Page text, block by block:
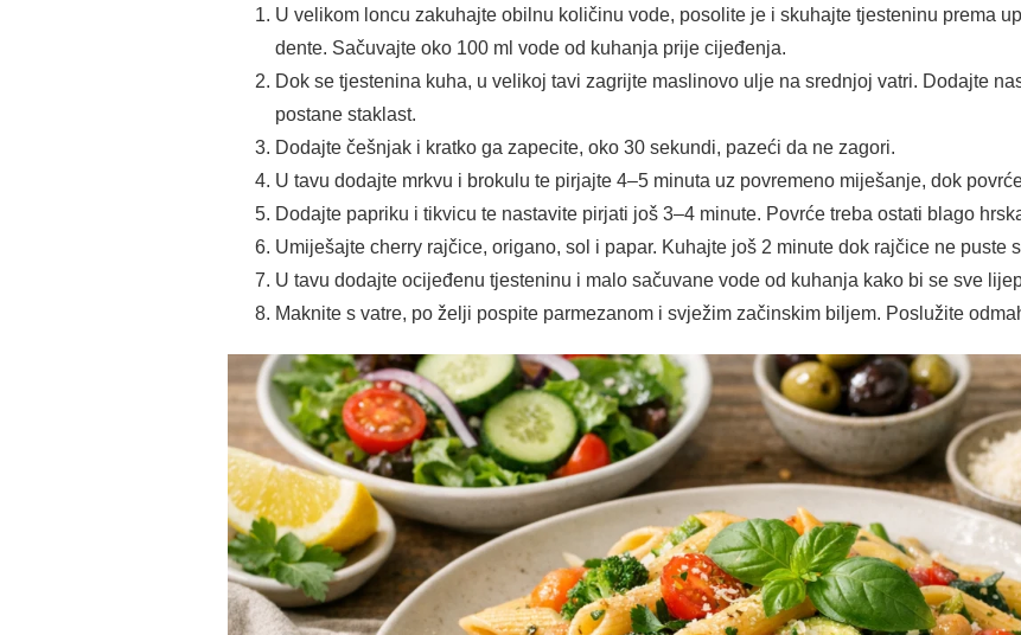
U velikom loncu zakuhajte obilnu količinu vode, posolite je i skuhajte tjesteninu prema
dente. Sačuvajte oko 100 ml vode od kuhanja prije cijeđenja.
Dok se tjestenina kuha, u velikoj tavi zagrijte maslinovo ulje na srednjoj vatri. Dodajte
postane staklast.
Dodajte češnjak i kratko ga zapecite, oko 30 sekundi, pazeći da ne zagori.
U tavu dodajte mrkvu i brokulu te pirjajte 4–5 minuta uz povremeno miješanje, dok
Dodajte papriku i tikvicu te nastavite pirjati još 3–4 minute. Povrće treba ostati blago
Umiješajte cherry rajčice, origano, sol i papar. Kuhajte još 2 minute dok rajčice ne puste
U tavu dodajte ocijeđenu tjesteninu i malo sačuvane vode od kuhanja kako bi se sve
Maknite s vatre, po želji pospite parmezanom i svježim začinskim biljem. Poslužite